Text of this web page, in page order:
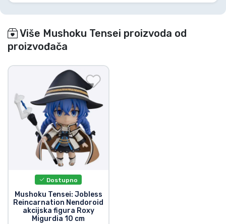
Više Mushoku Tensei proizvoda od
proizvođača
Dostupno
Mushoku Tensei: Jobless
Reincarnation Nendoroid
akcijska figura Roxy
Migurdia 10 cm